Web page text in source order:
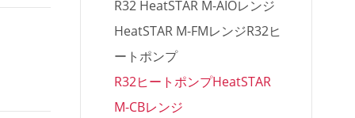
R32 HeatSTAR M-AIOレンジ
HeatSTAR M-FMレンジR32ヒ
ートポンプ
R32ヒートポンプHeatSTAR
M-CBレンジ